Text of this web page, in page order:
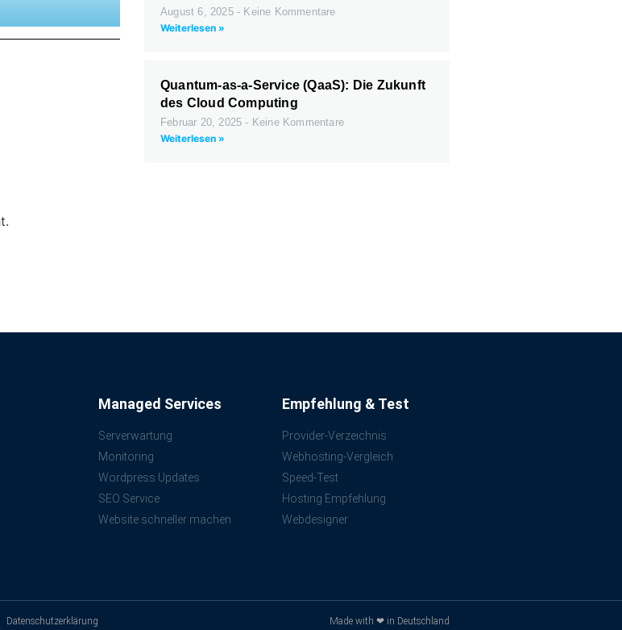
August 6, 2025
Keine Kommentare
Weiterlesen »
Quantum-as-a-Service (QaaS): Die Zukunft
des Cloud Computing
Februar 20, 2025
Keine Kommentare
Weiterlesen »
Managed Services
Serverwartung
Monitoring
Wordpress Updates
SEO Service
Website schneller machen
Empfehlung & Test
Provider-Verzeichnis
Webhosting-Vergleich
Speed-Test
Hosting Empfehlung
Webdesigner
Datenschutzerklärung Made with ❤ in Deutschland